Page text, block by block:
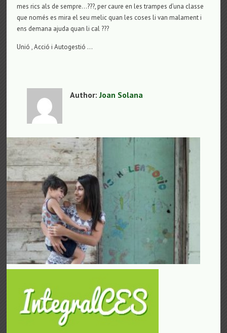
mes rics als de sempre…???, per caure en les trampes d’una classe
que només es mira el seu melic quan les coses li van malament i
ens demana ajuda quan li cal ???
Unió , Acció i Autogestió …
Author:Joan Solana